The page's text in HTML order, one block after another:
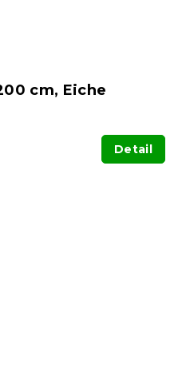
cm, Eiche
Detail